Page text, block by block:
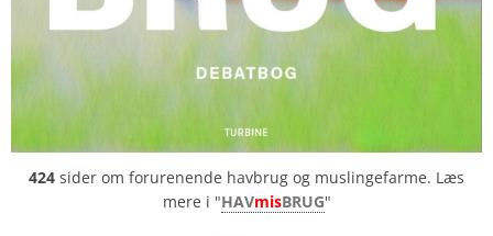
424 sider om forurenende havbrug og muslingefarme. Læs
mere i "HAVmisBRUG"